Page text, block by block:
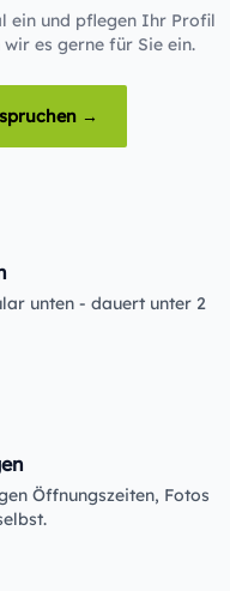
ein und pflegen Ihr Profil
es gerne für Sie ein.
→
unten - dauert unter 2
Öffnungszeiten, Fotos